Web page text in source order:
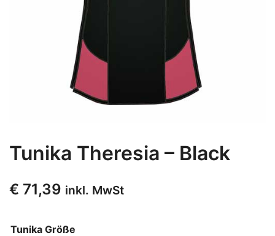
Tunika Theresia – Black
€ 71,39 inkl. MwSt
Tunika Größe